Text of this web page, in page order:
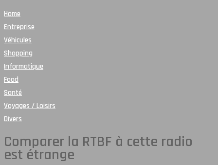
Home
Entreprise
Véhicules
Shopping
Informatique
Food
Santé
Voyages / Loisirs
Divers
Comparer la RTBF à cette radio
est étrange